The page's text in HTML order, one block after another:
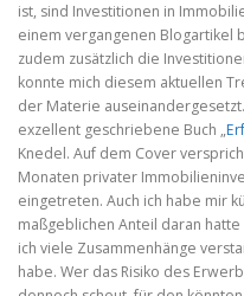
ist, sind Investitionen in
einem vergangenen Blogartikel
zudem zusätzlich die
konnte mich diesem aktuellen
der Materie
exzellent geschriebene Buch „
Knedel. Auf dem Cover
Monaten privater
eingetreten. Auch ich habe mir
maßgeblichen Anteil daran
ich viele Zusammenhänge
habe. Wer das Risiko des